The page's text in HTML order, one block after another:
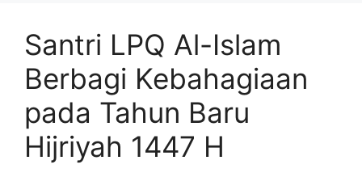
Santri LPQ Al-Islam
Berbagi Kebahagiaan
pada Tahun Baru
Hijriyah 1447 H